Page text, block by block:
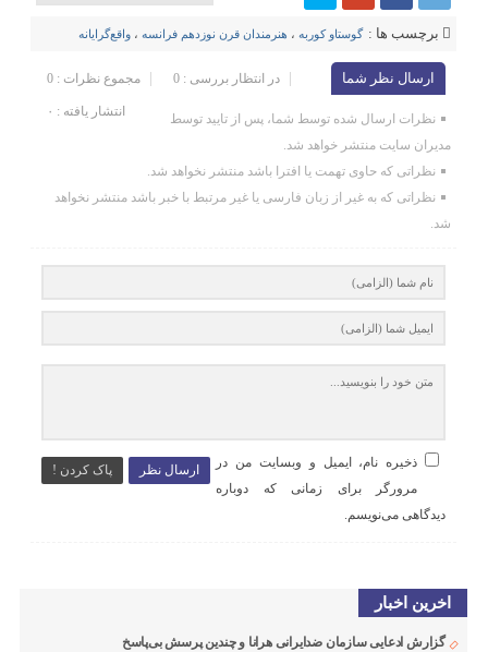
برچسب ها : گوستاو کوربه ، هنرمندان قرن نوزدهم فرانسه ،واقع‌گرایانه‌
ارسال نظر شما مجموع نظرات : 0 در انتظار بررسی : 0
انتشار یافته : ۰
نظرات ارسال شده توسط شما، پس از تایید توسط
مدیران سایت منتشر خواهد شد.
نظراتی که حاوی تهمت یا افترا باشد منتشر نخواهد شد.
نظراتی که به غیر از زبان فارسی یا غیر مرتبط با خبر باشد منتشر نخواهد
شد.
ارسال نظر پاک کردن !
ذخیره نام، ایمیل و وبسایت من در
مرورگر برای زمانی که دوباره
دیدگاهی می‌نویسم.
اخرین اخبار
گزارش ادعایی سازمان ضدایرانی هرانا و چندین پرسش بی‌پاسخ